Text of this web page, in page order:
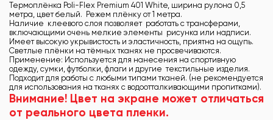
Термоплёнка Poli-Flex Premium 401 White, ширина рулона 0,5
метра, цвет белый. Режем плёнку от 1 метра.
Наличие клеевого слоя позволяет работать с трансферами,
включающими очень мелкие элементы рисунка или надписи.
Имеет высокую укрывистость и эластичность, приятна на ощупь.
Светлые плёнки на тёмных тканях не просвечиваются.
Применение: Используется для нанесения на спортивную
одежду, сумки, футболки, флаги и другие текстильные изделия.
Подходит для работы с любыми типами тканей. (не рекомендуется
для использования на тканях с водоотталкивающими пропитками).
Внимание! Цвет на экране может отличаться
от реального цвета пленки.